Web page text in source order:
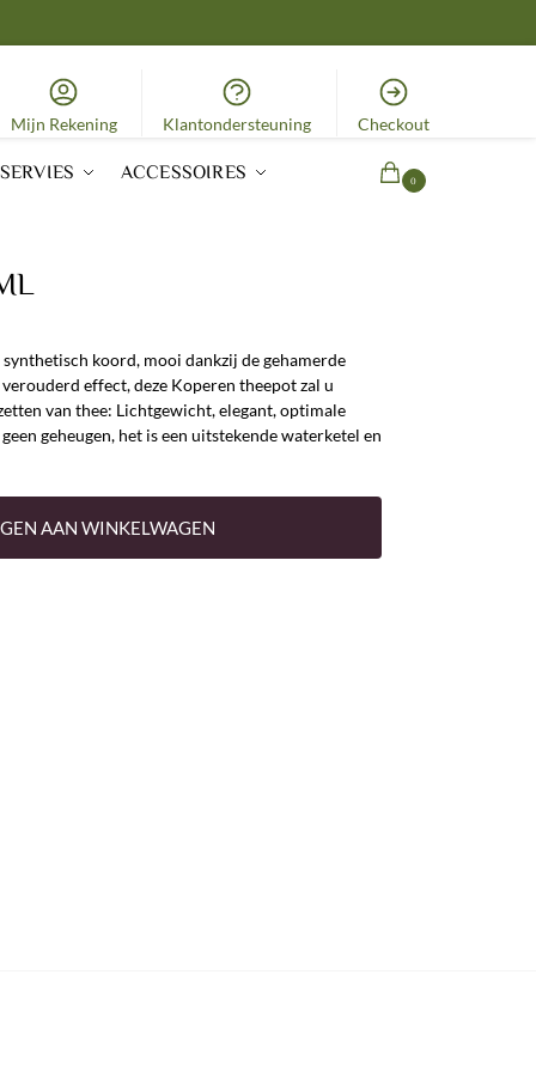
Mijn Rekening Klantondersteuning Checkout
ACCESSOIRES 0
koord, mooi dankzij de gehamerde
effect, deze Koperen theepot zal u
van thee: Lichtgewicht, elegant, optimale
geheugen, het is een uitstekende waterketel en
AAN WINKELWAGEN